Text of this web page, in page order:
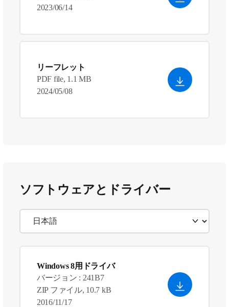
2023/06/14
リーフレット
PDF file, 1.1 MB
2024/05/08
ソフトウェアとドライバー
Windows 8用ドライバ
バージョン : 241B7
ZIP ファイル, 10.7 kB
2016/11/17